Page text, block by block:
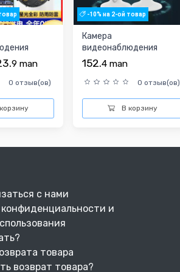
9 man
0 отзыв(ов)
-10% на 2-ой товар
Камера
видеонаблюдения
152.4 man
0 отзыв(ов)
В корзину
с нами
и
товара
возврат товара?